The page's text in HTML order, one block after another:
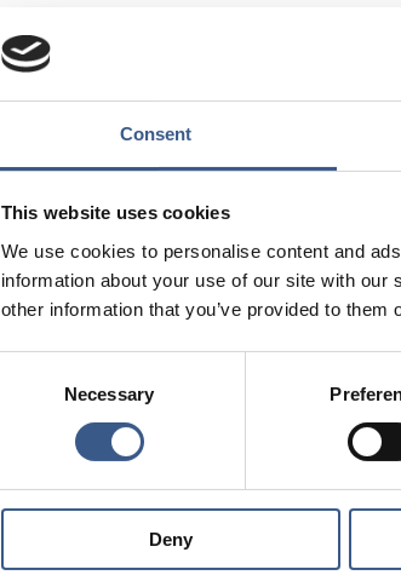
Consent
This website uses cookies
We use cookies to personalise content and
information about your use of our site with
other information that you’ve provided to
Necessary
Deny
Föreläsare
Eskil Wadensjö från Stockholms
Målgrupp
Yrkesverksamma och ideellt
Anmälan
Det här seminariet ingår i en serie